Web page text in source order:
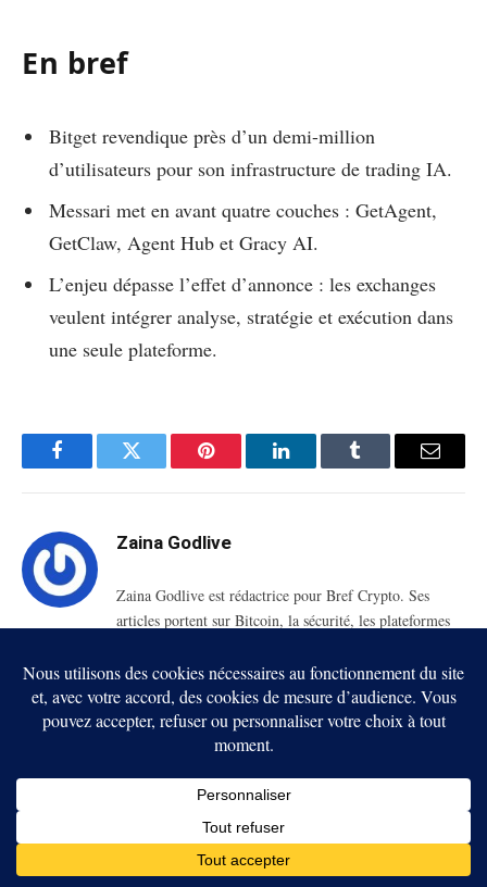
En bref
Bitget revendique près d’un demi-million
d’utilisateurs pour son infrastructure de trading IA.
Messari met en avant quatre couches : GetAgent,
GetClaw, Agent Hub et Gracy AI.
L’enjeu dépasse l’effet d’annonce : les exchanges
veulent intégrer analyse, stratégie et exécution dans
une seule plateforme.
FacebookTwitter Pinterest LinkedInTumblr Email
Zaina Godlive
Zaina Godlive est rédactrice pour Bref Crypto. Ses
articles portent sur Bitcoin, la sécurité, les plateformes
trading. Elle suit notamment les risques de phishing, les
décisions macroéconomiques et les outils proposés aux
utilisateurs.
POSTS